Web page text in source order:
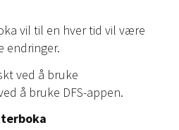
vil til en hver tid vil være
endringer.
ved å bruke
å bruke DFS-appen.